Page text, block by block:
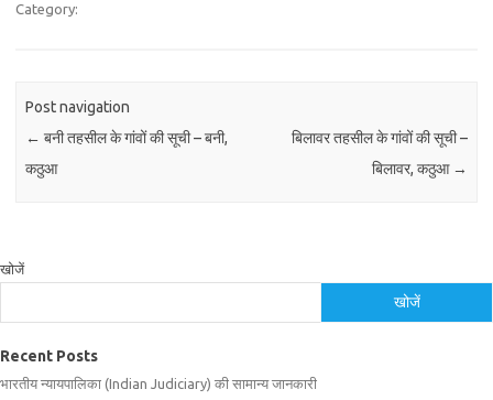
Category:
Post navigation
← बनी तहसील के गांवों की सूची – बनी,
कठुआ
बिलावर तहसील के गांवों की सूची –
बिलावर, कठुआ →
खोजें
खोजें
Recent Posts
भारतीय न्यायपालिका (Indian Judiciary) की सामान्य जानकारी